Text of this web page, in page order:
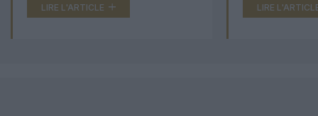
LIRE L'ARTICLE LIRE